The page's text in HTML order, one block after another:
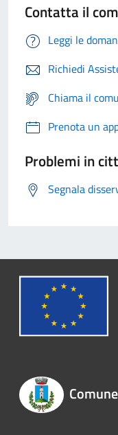
Contatta il
Leggi le
Richiedi
Chiama il
Prenota un
Problemi in
Segnala